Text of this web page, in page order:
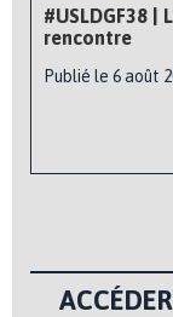
#USLDGF38 |
rencontre
Publié le 6 août